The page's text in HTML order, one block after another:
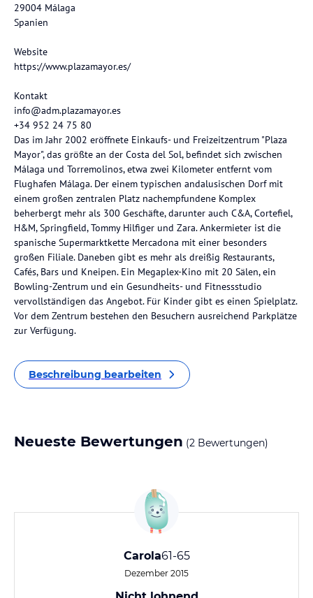
29004 Málaga
Spanien
Website
https://www.plazamayor.es/
Kontakt
info@adm.plazamayor.es
+34 952 24 75 80
Das im Jahr 2002 eröffnete Einkaufs- und Freizeitzentrum "Plaza
Mayor", das größte an der Costa del Sol, befindet sich zwischen
Málaga und Torremolinos, etwa zwei Kilometer entfernt vom
Flughafen Málaga. Der einem typischen andalusischen Dorf mit
einem großen zentralen Platz nachempfundene Komplex
beherbergt mehr als 300 Geschäfte, darunter auch C&A, Cortefiel,
H&M, Springfield, Tommy Hilfiger und Zara. Ankermieter ist die
spanische Supermarktkette Mercadona mit einer besonders
großen Filiale. Daneben gibt es mehr als dreißig Restaurants,
Cafés, Bars und Kneipen. Ein Megaplex-Kino mit 20 Sälen, ein
Bowling-Zentrum und ein Gesundheits- und Fitnessstudio
vervollständigen das Angebot. Für Kinder gibt es einen Spielplatz.
Vor dem Zentrum bestehen den Besuchern ausreichend Parkplätze
zur Verfügung.
Beschreibung bearbeiten
Neueste Bewertungen (2 Bewertungen)
Carola61-65
Dezember 2015